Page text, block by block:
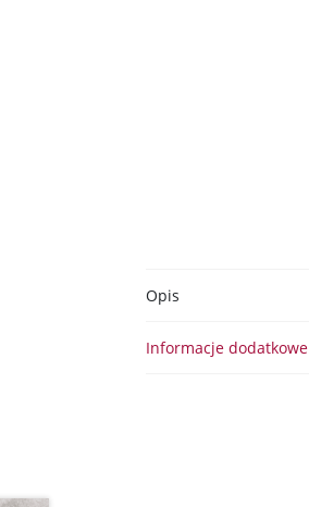
Opis
Informacje dodatkowe